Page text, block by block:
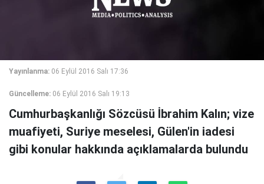
Yayınlanma: 06 Eylül 2016 Salı 17:36
Güncelleme: 06 Eylül 2016 Salı 19:13
Cumhurbaşkanlığı Sözcüsü İbrahim Kalın; vize
muafiyeti, Suriye meselesi, Gülen'in iadesi
gibi konular hakkında açıklamalarda bulundu